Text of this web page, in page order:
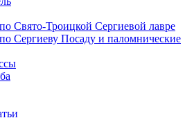
Свято-Троицкой Сергиевой лавре
Сергиеву Посаду и паломнические